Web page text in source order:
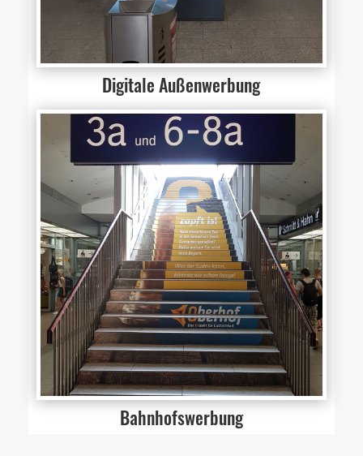
Digitale Außenwerbung
Bahnhofswerbung